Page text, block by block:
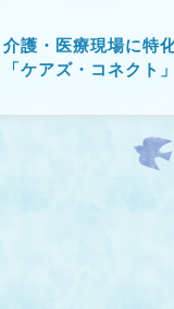
介護・医療現場に特
「ケアズ・コネクト」